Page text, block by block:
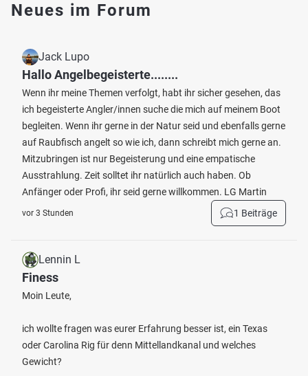
Neues im Forum
Jack Lupo
Hallo Angelbegeisterte........
Wenn ihr meine Themen verfolgt, habt ihr sicher gesehen, das
ich begeisterte Angler/innen suche die mich auf meinem Boot
begleiten. Wenn ihr gerne in der Natur seid und ebenfalls gerne
auf Raubfisch angelt so wie ich, dann schreibt mich gerne an.
Mitzubringen ist nur Begeisterung und eine empatische
Ausstrahlung. Zeit solltet ihr natürlich auch haben. Ob
Anfänger oder Profi, ihr seid gerne willkommen. LG Martin
vor 3 Stunden 1 Beiträge
Lennin L
Finess
Moin Leute,
ich wollte fragen was eurer Erfahrung besser ist, ein Texas
oder Carolina Rig für denn Mittellandkanal und welches
Gewicht?